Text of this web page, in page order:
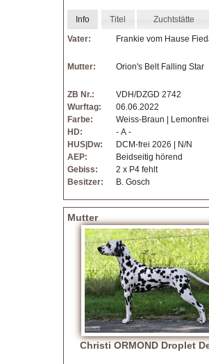
Info Titel Zuchtstätte
Vater: Frankie vom Hause
Mutter: Orion's Belt Falling Star
ZB Nr.:
VDH/DZGD 2742
Wurftag:
06.06.2022
Farbe:
Weiss-Braun | Lemonfrei
HD:
- A -
HUS|Dw:
DCM-frei 2026 | N/N
AEP:
Beidseitig hörend
Gebiss:
2 x P4 fehlt
Besitzer:
B. Gosch
Mutter
Christi ORMOND Droplet